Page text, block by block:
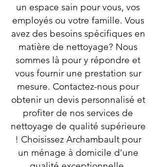
un espace sain pour vous, vos
employés ou votre famille. Vous
avez des besoins spécifiques en
matière de nettoyage? Nous
sommes là pour y répondre et
vous fournir une prestation sur
mesure. Contactez-nous pour
obtenir un devis personnalisé et
profiter de nos services de
nettoyage de qualité supérieure
! Choisissez Archambault pour
un ménage à domicile d’une